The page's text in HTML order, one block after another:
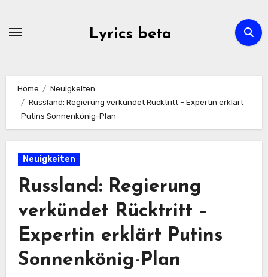
Lyrics beta
Home
Neuigkeiten
Russland: Regierung verkündet Rücktritt – Expertin erklärt
Putins Sonnenkönig-Plan
Neuigkeiten
Russland: Regierung
verkündet Rücktritt –
Expertin erklärt Putins
Sonnenkönig-Plan